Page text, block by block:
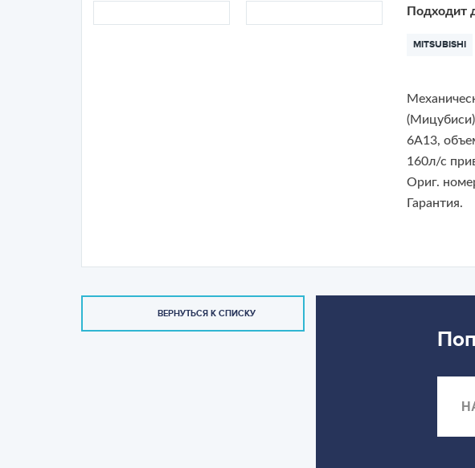
Подходит
MITSUBISHI
6A13,
160л/с
Ориг.
Гарантия.
ВЕРНУТЬСЯ К СПИСКУ